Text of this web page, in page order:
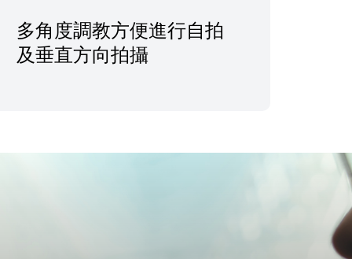
多角度調教方便進行自拍
及垂直方向拍攝